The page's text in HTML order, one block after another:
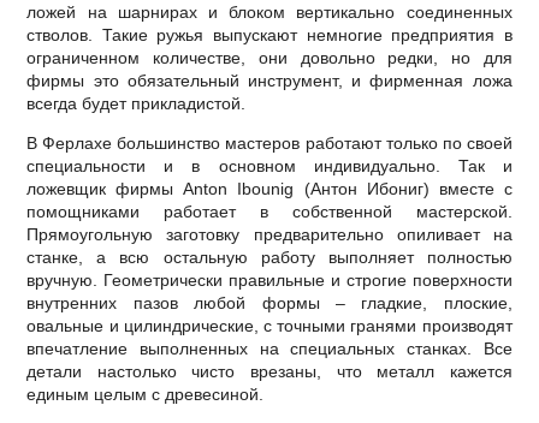
ложей на шарнирах и блоком вертикально соединенных
стволов. Такие ружья выпускают немногие предприятия в
ограниченном количестве, они довольно редки, но для
фирмы это обязательный инструмент, и фирменная ложа
всегда будет прикладистой.
В Ферлахе большинство мастеров работают только по своей
специальности и в основном индивидуально. Так и
ложевщик фирмы Anton Ibounig (Антон Ибониг) вместе с
помощниками работает в собственной мастерской.
Прямоугольную заготовку предварительно опиливает на
станке, а всю остальную работу выполняет полностью
вручную. Геометрически правильные и строгие поверхности
внутренних пазов любой формы – гладкие, плоские,
овальные и цилиндрические, с точными гранями производят
впечатление выполненных на специальных станках. Все
детали настолько чисто врезаны, что металл кажется
единым целым с древесиной.